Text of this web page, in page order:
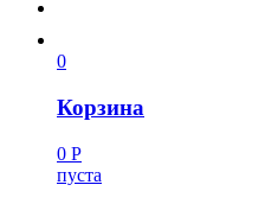
0
Корзина
0 Р
пуста